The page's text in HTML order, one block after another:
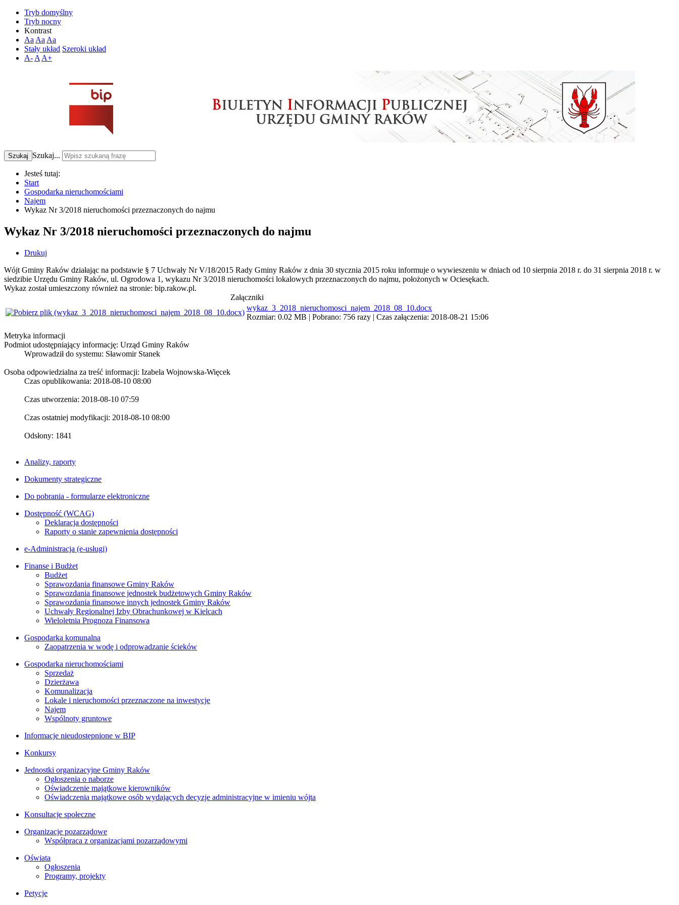
Tryb domyślny
Tryb nocny
Kontrast
Aa Aa Aa
Stały układ Szeroki układ
A- A A+
Szukaj Szukaj...
Jesteś tutaj:
Start
Gospodarka nieruchomościami
Najem
Wykaz Nr 3/2018 nieruchomości przeznaczonych do najmu
Wykaz Nr 3/2018 nieruchomości przeznaczonych do najmu
Drukuj
Wójt Gminy Raków działając na podstawie § 7 Uchwały Nr V/18/2015 Rady Gminy Raków z dnia 30 stycznia 2015 roku informuje o wywieszeniu w dniach od 10 sierpnia 2018 r. do 31 sierpnia 2018 r. w
siedzibie Urzędu Gminy Raków, ul. Ogrodowa 1, wykazu Nr 3/2018 nieruchomości lokalowych przeznaczonych do najmu, położonych w Ociesękach.
Wykaz został umieszczony również na stronie: bip.rakow.pl.
Załączniki
wykaz_3_2018_nieruchomosci_najem_2018_08_10.docx
Rozmiar: 0.02 MB | Pobrano: 756 razy | Czas załączenia: 2018-08-21 15:06
Metryka informacji
Podmiot udostępniający informację: Urząd Gminy Raków
Wprowadził do systemu: Sławomir Stanek
Osoba odpowiedzialna za treść informacji: Izabela Wojnowska-Więcek
Czas opublikowania: 2018-08-10 08:00
Czas utworzenia: 2018-08-10 07:59
Czas ostatniej modyfikacji: 2018-08-10 08:00
Odsłony: 1841
Analizy, raporty
Dokumenty strategiczne
Do pobrania - formularze elektroniczne
Dostępność (WCAG)
Deklaracja dostępności
Raporty o stanie zapewnienia dostępności
e-Administracja (e-usługi)
Finanse i Budżet
Budżet
Sprawozdania finansowe Gminy Raków
Sprawozdania finansowe jednostek budżetowych Gminy Raków
Sprawozdania finansowe innych jednostek Gminy Raków
Uchwały Regionalnej Izby Obrachunkowej w Kielcach
Wieloletnia Prognoza Finansowa
Gospodarka komunalna
Zaopatrzenia w wodę i odprowadzanie ścieków
Gospodarka nieruchomościami
Sprzedaż
Dzierżawa
Komunalizacja
Lokale i nieruchomości przeznaczone na inwestycje
Najem
Wspólnoty gruntowe
Informacje nieudostępnione w BIP
Konkursy
Jednostki organizacyjne Gminy Raków
Ogłoszenia o naborze
Oświadczenie majątkowe kierowników
Oświadczenia majątkowe osób wydających decyzje administracyjne w imieniu wójta
Konsultacje społeczne
Organizacje pozarządowe
Współpraca z organizacjami pozarządowymi
Oświata
Ogłoszenia
Programy, projekty
Petycje